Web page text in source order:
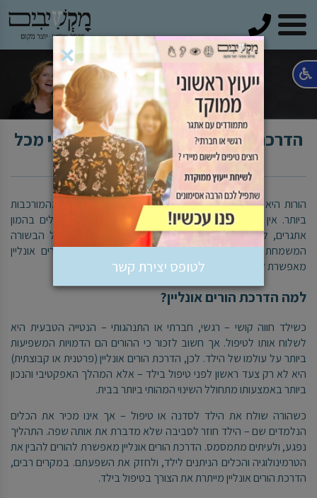
הדרכת הורים בזום – ליצור שינוי אמיתי מכל
מקום בארץ ובעולם
הורות היא אולי המשימה החשובה ביותר בעולם, אך אחת מהמורכבות
ביותר. אין ספר הדרכה איך להיות הורים ולאורך השנים נתקלים בהמון
אתגרים, לבטים, ושאלות שאין להן תשובה אחת נכונה. אבל הבשורה
המשמחת היא שלא צריך להיות לבד בתהליך הדרכת הורים אונליין
מאפשרת לקבל ליווי מקצועי מהבית, בזמן שנוח לך.
למה הדרכת הורים אונליין?
כשילד חווה קושי – רגשי, חברתי או התנהגותי – הנטייה הטבעית היא
לשלוח אותו לטיפול. אך חשוב לזכור כי ההורים הם הדמויות המשפיעות
ביותר על עולמו של הילד. לכן, הדרכת הורים אונליין (פרטנית או קבוצתית)
היא לא רק צעד ראשון לפני טיפול בילד – אלא המהלך האפקטיבי והנכון
ביותר באמצעותו מתחולל השינוי המהותי ביותר בבית.
כשהורה שולח את הילד לסדנה או טיפול – אך אינו מכיר את הכלים
הנלמדים שם – הילד חוזר לסביבה שלא מדברת את אותה שפה. התהליך
נפגע, ולעיתים מתמסמס. הדרכת הורים אונליין מאפשרת להורים להבין את
הטרמינולוגיה והכלים הניתנים לילד, ולחזק את השפעתם. במקרים רבים,
הדרכת הורים אונליין מייתרת את הצורך בטיפול בילד.
×
לטופס יצירת קשר